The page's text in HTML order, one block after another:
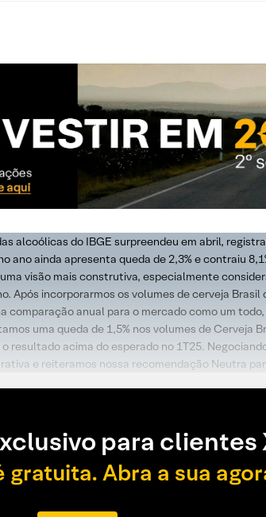
alcoólicas do IBGE surpreendeu em abril,
ano ainda apresenta queda de 2,3% e contraiu
visão mais construtiva, especialmente
incorporarmos os volumes de cerveja Brasil
anual para o mercado como um
uma queda de 1,5% nos volumes de Cerveja
acima do esperado no 1T25.
e reiteramos nossa recomendação Neutra
para clientes
gratuita. Abra a sua